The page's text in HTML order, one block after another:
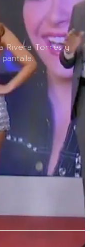
Rivera Torres y